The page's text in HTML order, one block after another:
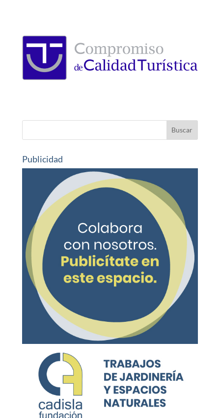
Publicidad